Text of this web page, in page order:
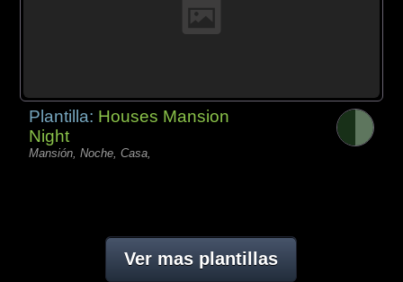
Plantilla: Houses Mansion
Night
Mansión, Noche, Casa,
Ver mas plantillas